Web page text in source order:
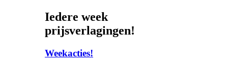
Iedere week
prijsverlagingen!
Weekacties!